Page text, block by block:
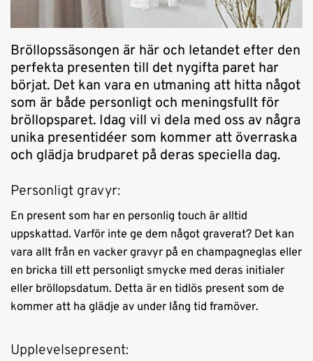
Bröllopssäsongen är här och letandet efter den
perfekta presenten till det nygifta paret har
börjat. Det kan vara en utmaning att hitta något
som är både personligt och meningsfullt för
bröllopsparet. Idag vill vi dela med oss av några
unika presentidéer som kommer att överraska
och glädja brudparet på deras speciella dag.
Personligt gravyr:
En present som har en personlig touch är alltid
uppskattad. Varför inte ge dem något graverat? Det kan
vara allt från en vacker gravyr på en champagneglas eller
en bricka till ett personligt smycke med deras initialer
eller bröllopsdatum. Detta är en tidlös present som de
kommer att ha glädje av under lång tid framöver.
Upplevelsepresent: